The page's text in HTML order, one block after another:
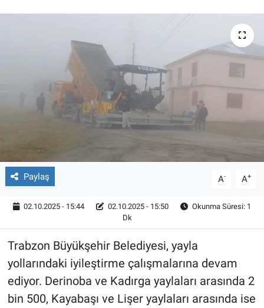
Paylaş A- A+
02.10.2025 - 15:44 02.10.2025 - 15:50
Okunma Süresi: 1
Dk
Trabzon Büyükşehir Belediyesi, yayla
yollarındaki iyileştirme çalışmalarına devam
ediyor. Derinoba ve Kadırga yaylaları arasında 2
bin 500, Kayabaşı ve Lişer yaylaları arasında ise
Köşe Yazıları
Röportaj
Video Galeri
Haber Arşivi